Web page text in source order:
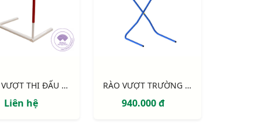
RÀO VƯỢT THI ĐẤU NHÔM
Liên hệ
RÀO VƯỢT TRƯỜNG HỌC
940.000 đ